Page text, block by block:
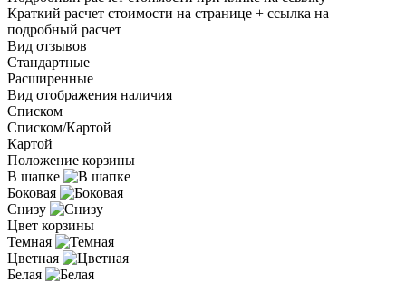
Краткий расчет стоимости на странице + ссылка на
подробный расчет
Вид отзывов
Стандартные
Расширенные
Вид отображения наличия
Списком
Списком/Картой
Картой
Положение корзины
В шапке
Боковая
Снизу
Цвет корзины
Темная
Цветная
Белая